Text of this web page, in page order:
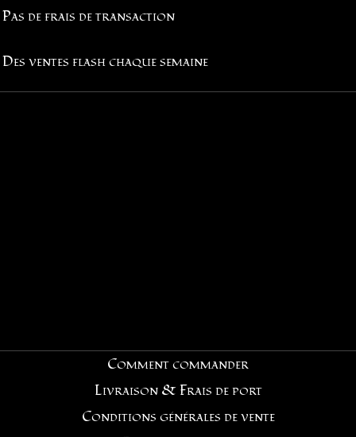
Pas de frais de transaction
Des ventes flash chaque semaine
Comment commander
Livraison & Frais de port
Conditions générales de vente